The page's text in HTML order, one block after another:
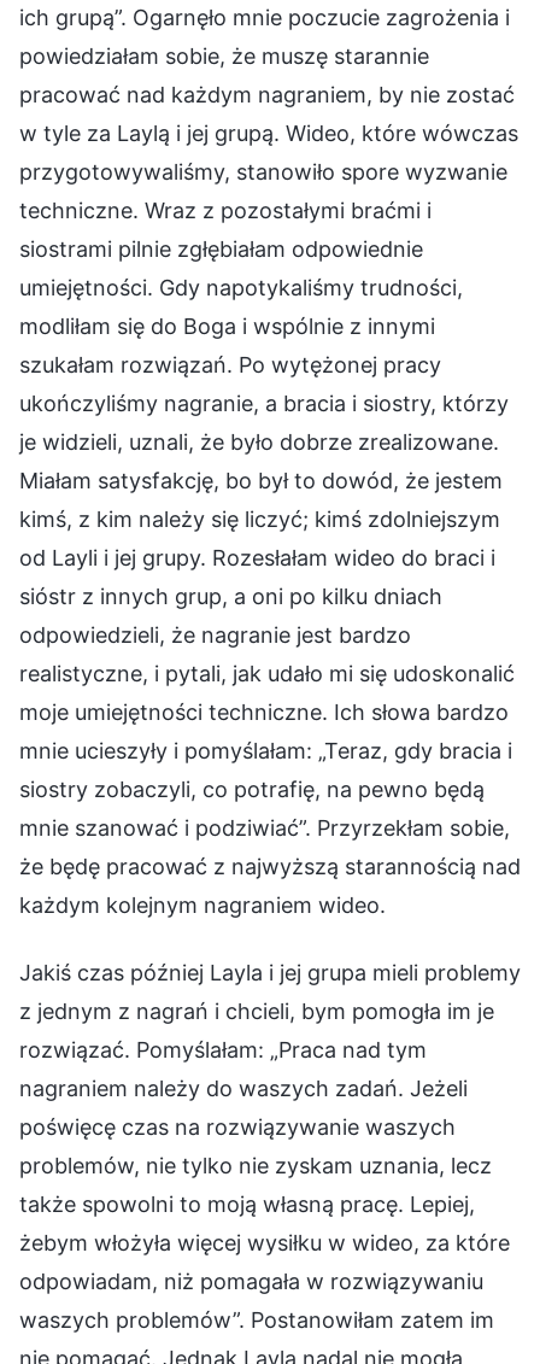
ich grupą”. Ogarnęło mnie poczucie zagrożenia i
powiedziałam sobie, że muszę starannie
pracować nad każdym nagraniem, by nie zostać
w tyle za Laylą i jej grupą. Wideo, które wówczas
przygotowywaliśmy, stanowiło spore wyzwanie
techniczne. Wraz z pozostałymi braćmi i
siostrami pilnie zgłębiałam odpowiednie
umiejętności. Gdy napotykaliśmy trudności,
modliłam się do Boga i wspólnie z innymi
szukałam rozwiązań. Po wytężonej pracy
ukończyliśmy nagranie, a bracia i siostry, którzy
je widzieli, uznali, że było dobrze zrealizowane.
Miałam satysfakcję, bo był to dowód, że jestem
kimś, z kim należy się liczyć; kimś zdolniejszym
od Layli i jej grupy. Rozesłałam wideo do braci i
sióstr z innych grup, a oni po kilku dniach
odpowiedzieli, że nagranie jest bardzo
realistyczne, i pytali, jak udało mi się udoskonalić
moje umiejętności techniczne. Ich słowa bardzo
mnie ucieszyły i pomyślałam: „Teraz, gdy bracia i
siostry zobaczyli, co potrafię, na pewno będą
mnie szanować i podziwiać”. Przyrzekłam sobie,
że będę pracować z najwyższą starannością nad
każdym kolejnym nagraniem wideo.
Jakiś czas później Layla i jej grupa mieli problemy
z jednym z nagrań i chcieli, bym pomogła im je
rozwiązać. Pomyślałam: „Praca nad tym
nagraniem należy do waszych zadań. Jeżeli
poświęcę czas na rozwiązywanie waszych
problemów, nie tylko nie zyskam uznania, lecz
także spowolni to moją własną pracę. Lepiej,
żebym włożyła więcej wysiłku w wideo, za które
odpowiadam, niż pomagała w rozwiązywaniu
waszych problemów”. Postanowiłam zatem im
nie pomagać. Jednak Layla nadal nie mogła